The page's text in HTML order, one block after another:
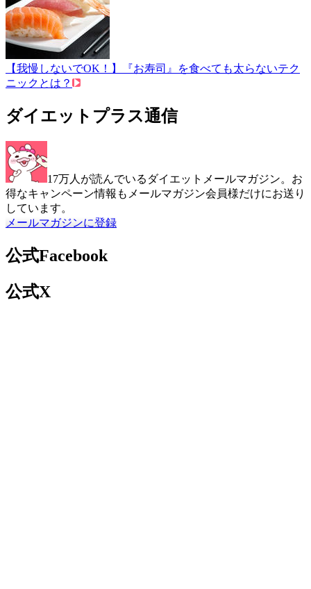
【我慢しないでOK！】『お寿司』を食べても太らないテク
ニックとは？
ダイエットプラス通信
17万人が読んでいるダイエットメールマガジン。お
得なキャンペーン情報もメールマガジン会員様だけにお送り
しています。
メールマガジンに登録
公式Facebook
公式X